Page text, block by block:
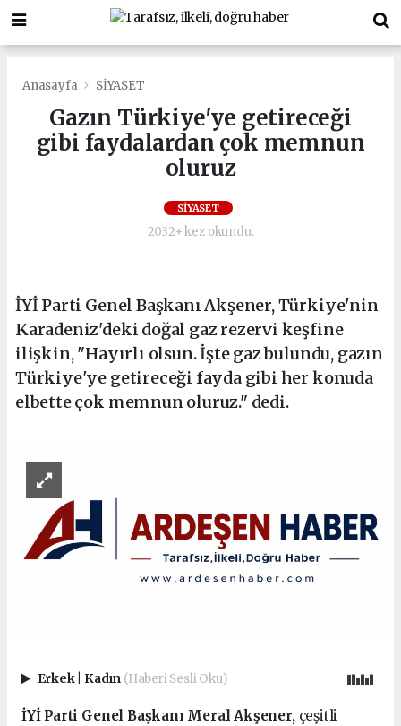
Anasayfa SİYASET
Gazın Türkiye'ye getireceği
gibi faydalardan çok memnun
oluruz
SİYASET
2032+ kez okundu.
İYİ Parti Genel Başkanı Akşener, Türkiye'nin
Karadeniz'deki doğal gaz rezervi keşfine
ilişkin, "Hayırlı olsun. İşte gaz bulundu, gazın
Türkiye'ye getireceği fayda gibi her konuda
elbette çok memnun oluruz." dedi.
Erkek Kadın (Haberi Sesli Oku)
İYİ Parti Genel Başkanı Meral Akşener,çeşitli